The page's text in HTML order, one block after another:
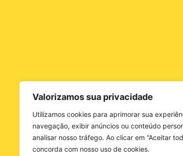
Valorizamos sua privacidade
Utilizamos cookies para aprimorar sua
navegação, exibir anúncios ou conteúdo
analisar nosso tráfego. Ao clicar em “Aceitar
concorda com nosso uso de cookies.